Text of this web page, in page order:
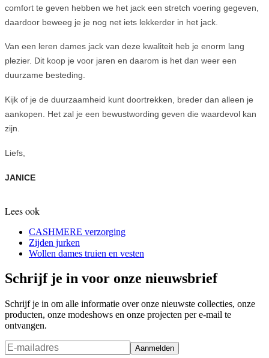
comfort te geven hebben we het jack een stretch voering gegeven,
daardoor beweeg je je nog net iets lekkerder in het jack.
Van een leren dames jack van deze kwaliteit heb je enorm lang
plezier. Dit koop je voor jaren en daarom is het dan weer een
duurzame besteding.
Kijk of je de duurzaamheid kunt doortrekken, breder dan alleen je
aankopen. Het zal je een bewustwording geven die waardevol kan
zijn.
Liefs,
JANICE
Lees ook
CASHMERE verzorging
Zijden jurken
Wollen dames truien en vesten
Schrijf je in voor onze nieuwsbrief
Schrijf je in om alle informatie over onze nieuwste collecties, onze
producten, onze modeshows en onze projecten per e-mail te
ontvangen.
Aanmelden